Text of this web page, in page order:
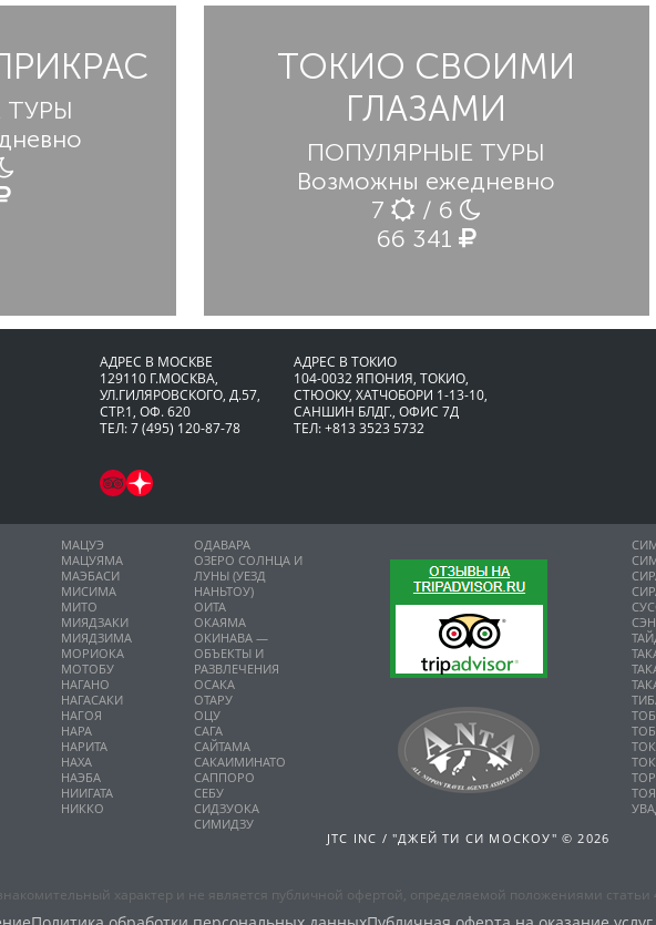
ТОКИО СВОИМИ
ГЛАЗАМИ
ПОПУЛЯРНЫЕ ТУРЫ
Возможны ежедневно
7
/ 6
66 341
АДРЕС В МОСКВЕ
129110 Г.МОСКВА,
УЛ.ГИЛЯРОВСКОГО, Д.57,
СТР.1, ОФ. 620
ТЕЛ: 7 (495) 120-87-78
АДРЕС В ТОКИО
104-0032 ЯПОНИЯ, ТОКИО,
CТЮОКУ, ХАТЧОБОРИ 1-13-10,
САНШИН БЛДГ., ОФИС 7Д
ТЕЛ: +813 3523 5732
МАЦУЭ
МАЦУЯМА
МАЭБАСИ
МИСИМА
МИТО
МИЯДЗАКИ
МИЯДЗИМА
МОРИОКА
МОТОБУ
НАГАНО
НАГАСАКИ
НАГОЯ
НАРА
НАРИТА
НАХА
НАЭБА
НИИГАТА
НИККО
ОДАВАРА
ОЗЕРО СОЛНЦА И
ЛУНЫ (УЕЗД
НАНЬТОУ)
ОИТА
ОКАЯМА
ОКИНАВА —
ОБЪЕКТЫ И
РАЗВЛЕЧЕНИЯ
ОСАКА
ОТАРУ
ОЦУ
САГА
САЙТАМА
САКАИМИНАТО
САППОРО
СЕБУ
СИДЗУОКА
СИМИДЗУ
JTC INC / "ДЖЕЙ ТИ СИ МОСКОУ" © 2026
характер и не является публичной офертой, определяемой положениями статьи